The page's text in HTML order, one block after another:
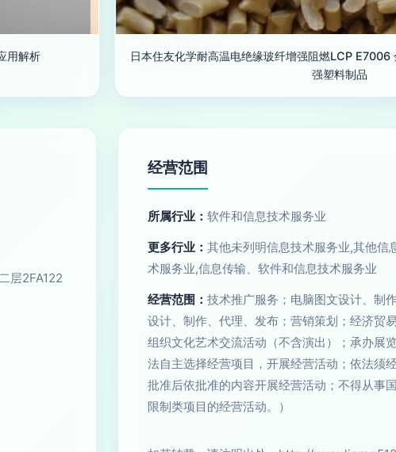
用解析
日本住友化学耐高温电绝缘玻纤增强阻燃LCP E7006
强塑料制品
层2FA122
经营范围
所属行业： 软件和信息技术服务业
更多行业： 其他未列明信息技术服务业,其他信
术服务业,信息传输、软件和信息技术服务业
经营范围： 技术推广服务；电脑图文设计、制
设计、制作、代理、发布；营销策划；经济贸
组织文化艺术交流活动（不含演出）；承办展
法自主选择经营项目，开展经营活动；依法须
批准后依批准的内容开展经营活动；不得从事
限制类项目的经营活动。）